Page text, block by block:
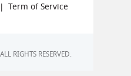
| Term of Service
RIGHTS RESERVED.